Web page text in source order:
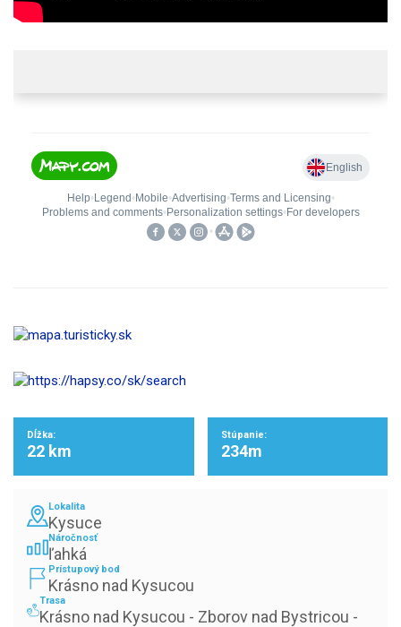
Dĺžka:
22 km
Stúpanie:
234m
Lokalita
Kysuce
Náročnosť
ľahká
Prístupový bod
Krásno nad Kysucou
Trasa
Krásno nad Kysucou - Zborov nad Bystricou -